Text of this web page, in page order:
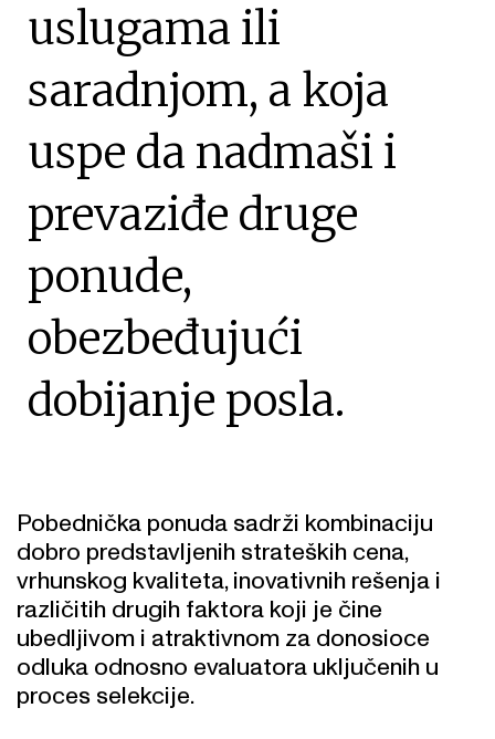
uslugama ili
saradnjom, a koja
uspe da nadmaši i
prevaziđe druge
ponude,
obezbeđujući
dobijanje posla.
Pobednička ponuda sadrži kombinaciju
dobro predstavljenih strateških cena,
vrhunskog kvaliteta, inovativnih rešenja i
različitih drugih faktora koji je čine
ubedljivom i atraktivnom za donosioce
odluka odnosno evaluatora uključenih u
proces selekcije.